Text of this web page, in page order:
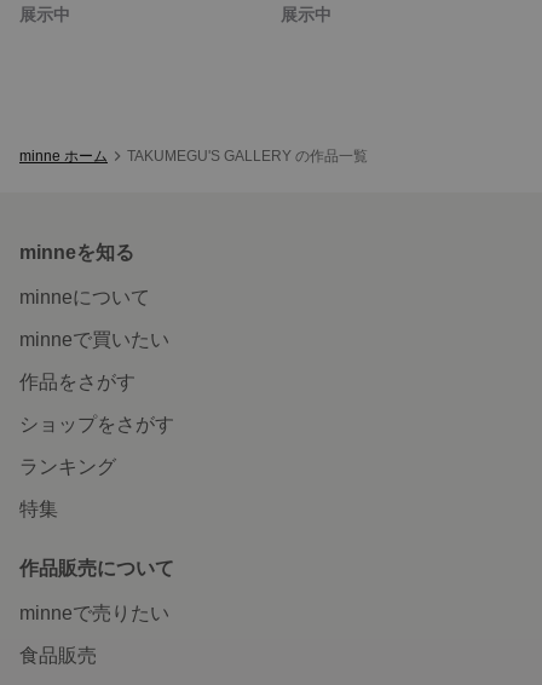
展示中
展示中
minne ホーム TAKUMEGU'S GALLERY の作品一覧
minneを知る
minneについて
minneで買いたい
作品をさがす
ショップをさがす
ランキング
特集
作品販売について
minneで売りたい
食品販売